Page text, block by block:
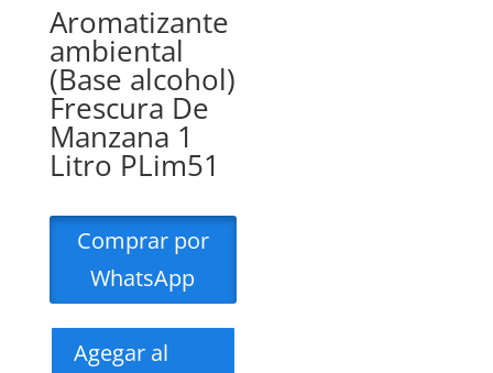
Aromatizante
ambiental
(Base alcohol)
Frescura De
Manzana 1
Litro PLim51
Comprar por
WhatsApp
Agegar al